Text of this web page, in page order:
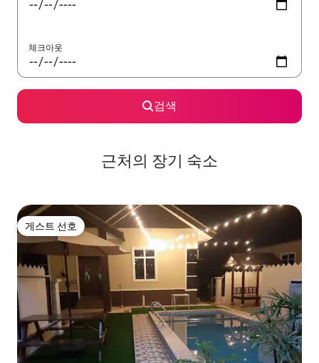
체크아웃
검색
근처의 장기 숙소
게스트 선호
게스트 선호